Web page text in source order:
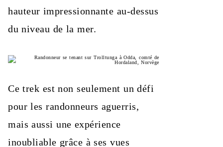
hauteur impressionnante au-dessus
du niveau de la mer.
Ce trek est non seulement un défi
pour les randonneurs aguerris,
mais aussi une expérience
inoubliable grâce à ses vues